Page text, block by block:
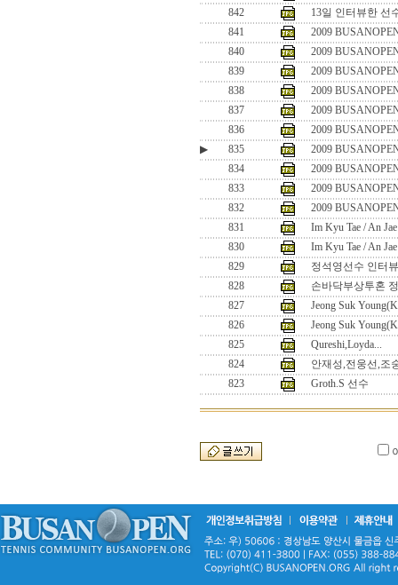
842
13일 인터뷰한 선
841
2009
840
2009
839
2009
838
2009
837
2009
836
2009
▶
835
2009
834
2009
833
2009
832
2009
831
Im Kyu Tae / An
830
Im Kyu Tae / An
829
정석영선수 인터뷰
828
손바닥부상투혼
827
Jeong Suk
826
Jeong Suk
825
Qureshi,Loyda...
824
안재성,전웅선,조
823
Groth.S 선수